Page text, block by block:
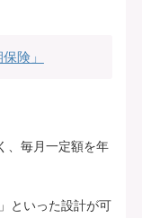
険」
、毎月一定額を年
といった設計が可